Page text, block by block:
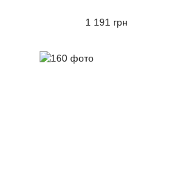
1 191 грн